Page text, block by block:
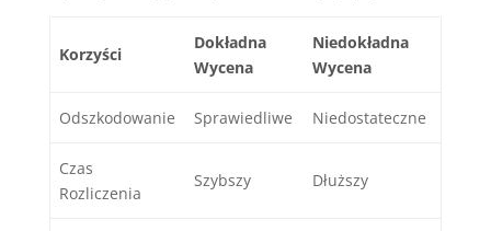
Korzyści
Dokładna
Wycena
Niedokładna
Wycena
Odszkodowanie Sprawiedliwe Niedostateczne
Czas
Rozliczenia
Szybszy Dłuższy